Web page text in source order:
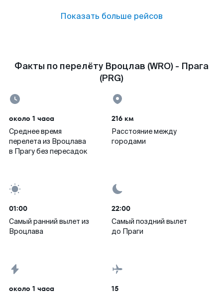
Показать больше рейсов
Факты по перелёту Вроцлав (WRO) - Прага
(PRG)
около 1 часа
Среднее время
перелета из Вроцлава
в Прагу без пересадок
216 км
Расстояние между
городами
01:00
Самый ранний вылет из
Вроцлава
22:00
Самый поздний вылет
до Праги
около 1 часа 15